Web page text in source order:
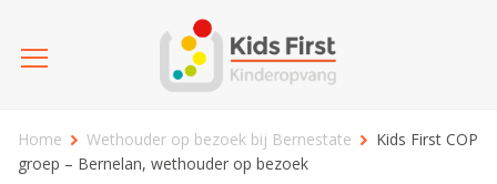
Home Wethouder op bezoek bij Bernestate
Kids First COP
groep – Bernelan, wethouder op bezoek